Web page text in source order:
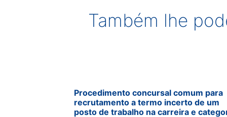
Também lhe
Procedimento concursal comum para
recrutamento a termo incerto de um
posto de trabalho na carreira e